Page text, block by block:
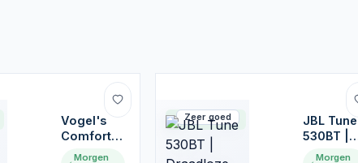
Vogel's
Comfort
TVM3445
Morgen
Op voorraad
Zeer goed
JBL Tune
530BT |
Draadloze
Morgen